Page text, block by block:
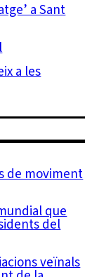
a Sant
a les
de moviment
que
del
veïnals